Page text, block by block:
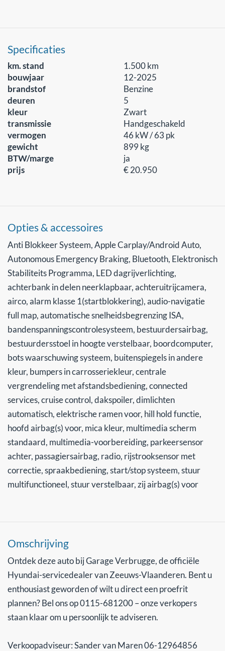
Specificaties
km. stand
1.500 km
bouwjaar
12-2025
brandstof
Benzine
deuren
5
kleur
Zwart
transmissie
Handgeschakeld
vermogen
46 kW / 63 pk
gewicht
899 kg
BTW/marge
ja
prijs
€ 20.950
Opties & accessoires
Anti Blokkeer Systeem, Apple Carplay/Android Auto,
Autonomous Emergency Braking, Bluetooth, Elektronisch
Stabiliteits Programma, LED dagrijverlichting,
achterbank in delen neerklapbaar, achteruitrijcamera,
airco, alarm klasse 1(startblokkering), audio-navigatie
full map, automatische snelheidsbegrenzing ISA,
bandenspanningscontrolesysteem, bestuurdersairbag,
bestuurdersstoel in hoogte verstelbaar, boordcomputer,
bots waarschuwing systeem, buitenspiegels in andere
kleur, bumpers in carrosseriekleur, centrale
vergrendeling met afstandsbediening, connected
services, cruise control, dakspoiler, dimlichten
automatisch, elektrische ramen voor, hill hold functie,
hoofd airbag(s) voor, mica kleur, multimedia scherm
standaard, multimedia-voorbereiding, parkeersensor
achter, passagiersairbag, radio, rijstrooksensor met
correctie, spraakbediening, start/stop systeem, stuur
multifunctioneel, stuur verstelbaar, zij airbag(s) voor
Omschrijving
Ontdek deze auto bij Garage Verbrugge, de officiële
Hyundai-servicedealer van Zeeuws-Vlaanderen. Bent u
enthousiast geworden of wilt u direct een proefrit
plannen? Bel ons op 0115-681200 – onze verkopers
staan klaar om u persoonlijk te adviseren.
Verkoopadviseur: Sander van Maren 06-12964856